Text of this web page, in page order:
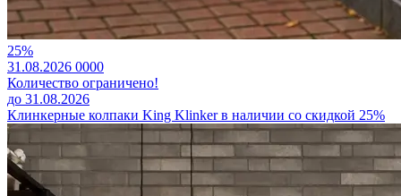
25%
31.08.2026 0000
Количество ограничено!
до 31.08.2026
Клинкерные колпаки King Klinker в наличии со скидкой 25%